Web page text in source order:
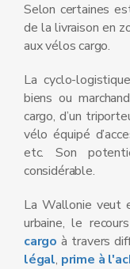
Selon certaines
de la livraison en
aux vélos cargo.
La cyclo-
biens ou
cargo, d’un
vélo équipé
etc. Son
considérable.
La Wallonie veut
urbaine, le
cargo à travers
légal, prime à